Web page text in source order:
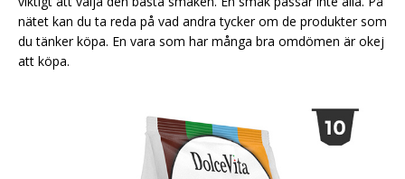
nätet kan du ta reda på vad andra tycker om de produkter som
du tänker köpa. En vara som har många bra omdömen är okej
att köpa.